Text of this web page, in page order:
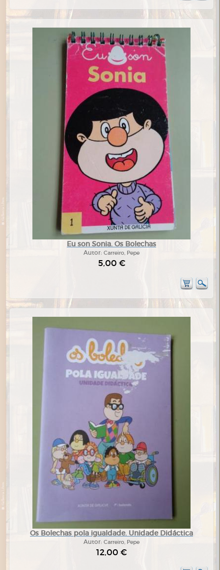
Eu son Sonia. Os Bolechas
Autor: Carreiro, Pepe
5,00 €
Os Bolechas pola igualdade. Unidade Didáctica
Autor: Carreiro, Pepe
12,00 €